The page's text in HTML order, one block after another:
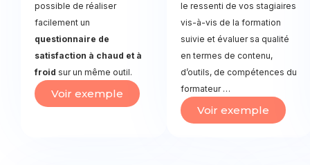
possible de réaliser
facilement un
questionnaire de
satisfaction à chaud et à
froid sur un même outil.
Voir exemple
le ressenti de vos stagiaires
vis-à-vis de la formation
suivie et évaluer sa qualité
en termes de contenu,
d’outils, de compétences du
formateur …
Voir exemple